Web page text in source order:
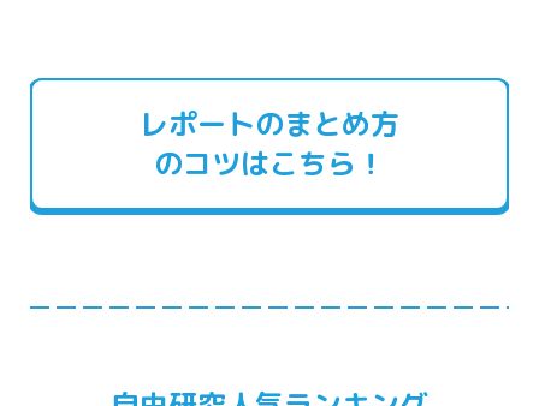
レポートのまとめ方
のコツはこちら！